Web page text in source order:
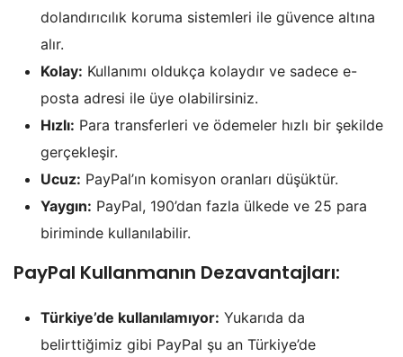
dolandırıcılık koruma sistemleri ile güvence altına
alır.
Kolay: Kullanımı oldukça kolaydır ve sadece e-
posta adresi ile üye olabilirsiniz.
Hızlı: Para transferleri ve ödemeler hızlı bir şekilde
gerçekleşir.
Ucuz: PayPal’ın komisyon oranları düşüktür.
Yaygın: PayPal, 190’dan fazla ülkede ve 25 para
biriminde kullanılabilir.
PayPal Kullanmanın Dezavantajları:
Türkiye’de kullanılamıyor: Yukarıda da
belirttiğimiz gibi PayPal şu an Türkiye’de